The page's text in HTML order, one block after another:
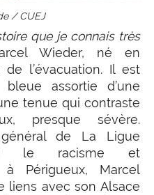
/ CUEJ
que je connais très
Wieder, né en
l’évacuation. Il est
assortie d’une
tenue qui contraste
presque sévère.
général de La Ligue
le racisme et
à Périgueux, Marcel
liens avec son Alsace